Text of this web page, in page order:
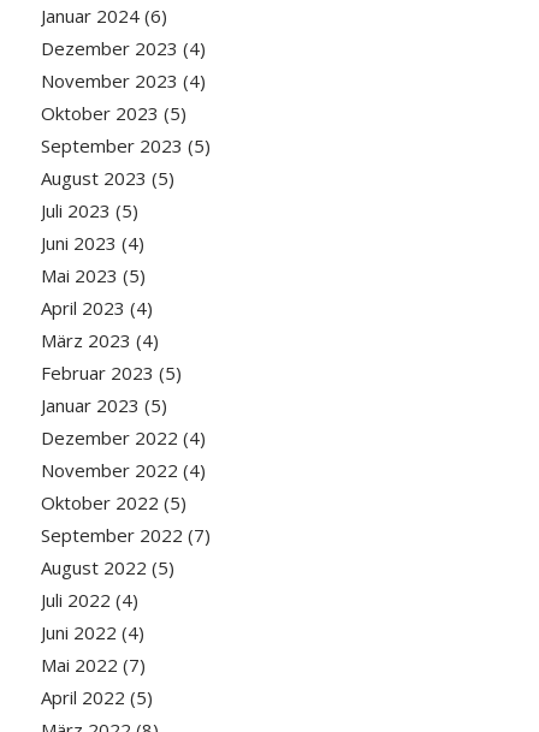
Januar 2024(6)
Dezember 2023 (4)
November 2023 (4)
Oktober 2023 (5)
September 2023 (5)
August 2023 (5)
Juli 2023 (5)
Juni 2023 (4)
Mai 2023 (5)
April 2023 (4)
März 2023 (4)
Februar 2023 (5)
Januar 2023 (5)
Dezember 2022 (4)
November 2022 (4)
Oktober 2022 (5)
September 2022 (7)
August 2022 (5)
Juli 2022 (4)
Juni 2022 (4)
Mai 2022 (7)
April 2022 (5)